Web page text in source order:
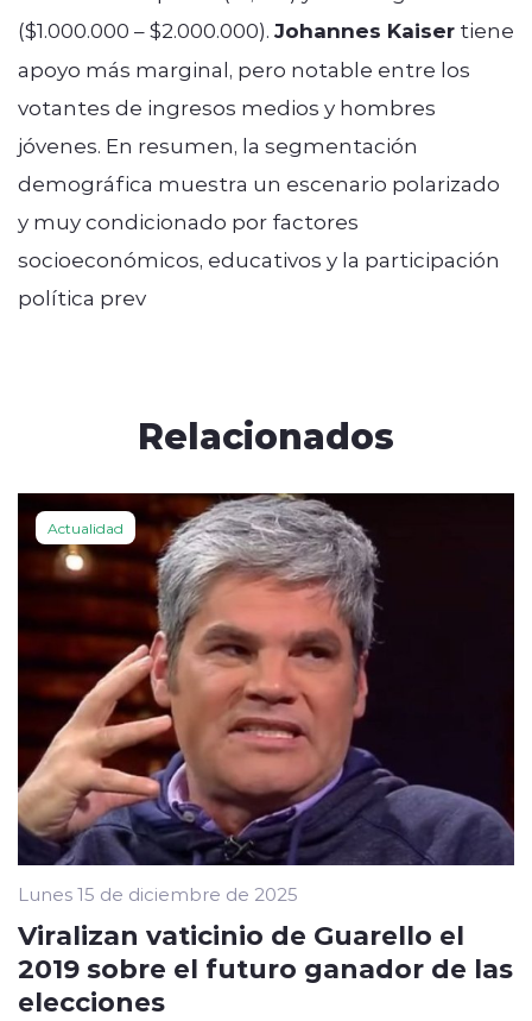
($1.000.000 – $2.000.000). Johannes Kaiser tiene
apoyo más marginal, pero notable entre los
votantes de ingresos medios y hombres
jóvenes. En resumen, la segmentación
demográfica muestra un escenario polarizado
y muy condicionado por factores
socioeconómicos, educativos y la participación
política prev
Relacionados
Actualidad
Lunes 15 de diciembre de 2025
Viralizan vaticinio de Guarello el
2019 sobre el futuro ganador de las
elecciones